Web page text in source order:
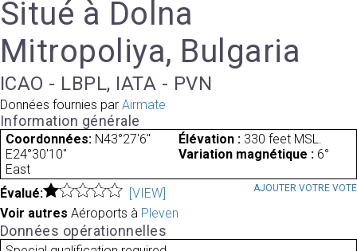
Situé à Dolna
Mitropoliya, Bulgaria
ICAO - LBPL, IATA - PVN
Données fournies par Airmate
Information générale
Coordonnées: N43°27'6"
E24°30'10"
Élévation : 330 feet MSL.
Variation magnétique : 6°
East
Évalué:
[VIEW] AJOUTER VOTRE VOTE
Voir autres Aéroports à Pleven
Données opérationnelles